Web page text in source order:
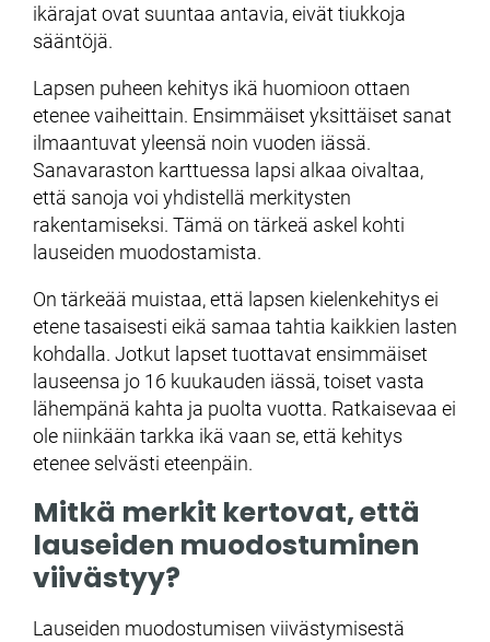
ikärajat ovat suuntaa antavia, eivät tiukkoja
sääntöjä.
Lapsen puheen kehitys ikä huomioon ottaen
etenee vaiheittain. Ensimmäiset yksittäiset sanat
ilmaantuvat yleensä noin vuoden iässä.
Sanavaraston karttuessa lapsi alkaa oivaltaa,
että sanoja voi yhdistellä merkitysten
rakentamiseksi. Tämä on tärkeä askel kohti
lauseiden muodostamista.
On tärkeää muistaa, että lapsen kielenkehitys ei
etene tasaisesti eikä samaa tahtia kaikkien lasten
kohdalla. Jotkut lapset tuottavat ensimmäiset
lauseensa jo 16 kuukauden iässä, toiset vasta
lähempänä kahta ja puolta vuotta. Ratkaisevaa ei
ole niinkään tarkka ikä vaan se, että kehitys
etenee selvästi eteenpäin.
Mitkä merkit kertovat, että
lauseiden muodostuminen
viivästyy?
Lauseiden muodostumisen viivästymisestä